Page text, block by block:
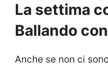
La settima
Ballando
Anche se non ci